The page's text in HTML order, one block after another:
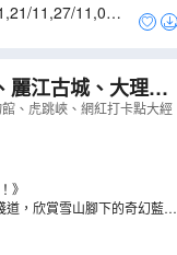
,21/11 ,27/11 ,05/1
跳峽、網紅打卡點
、虎跳峽、網紅打卡點大經
》
，欣賞雪山腳下的奇幻藍色